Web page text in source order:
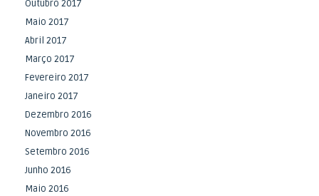
Outubro 2017
Maio 2017
Abril 2017
Março 2017
Fevereiro 2017
Janeiro 2017
Dezembro 2016
Novembro 2016
Setembro 2016
Junho 2016
Maio 2016